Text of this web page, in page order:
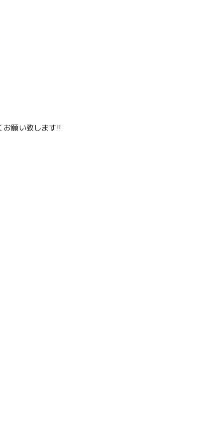
お願い致します‼️